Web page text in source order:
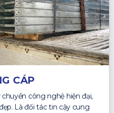
CÁP
công nghệ hiện đại,
Là đối tác tin cậy cung